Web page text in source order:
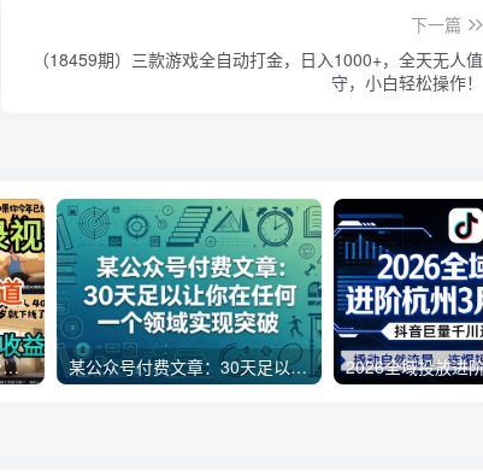
下一篇
（18459期）三款游戏全自动打金，日入1000+，全天无人值
守，小白轻松操作！
AI制作老男人扎心语录，5分钟一条，操作简单，流量非常大，保姆级教程 某公众号付费文章：30天足以让你在任何一个领域实现突破